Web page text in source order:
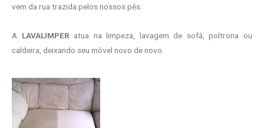
vem da rua trazida pelos nossos pés.
A LAVALIMPER atua na limpeza, lavagem de sofá, poltrona ou
caldeira, deixando seu móvel novo de novo.